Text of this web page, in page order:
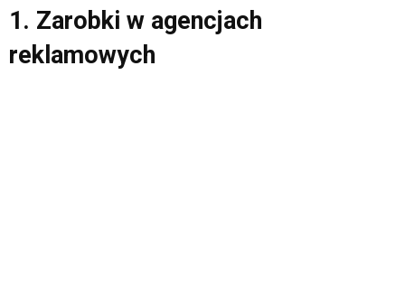
1. Zarobki w agencjach
reklamowych